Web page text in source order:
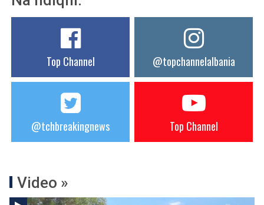
Top Channel @topchannelalbania
@tchbreakingnews Top Channel
Video »